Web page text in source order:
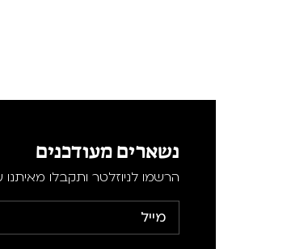
נשארים מעודכנים
הרשמו לניוזלטר ותקבלו